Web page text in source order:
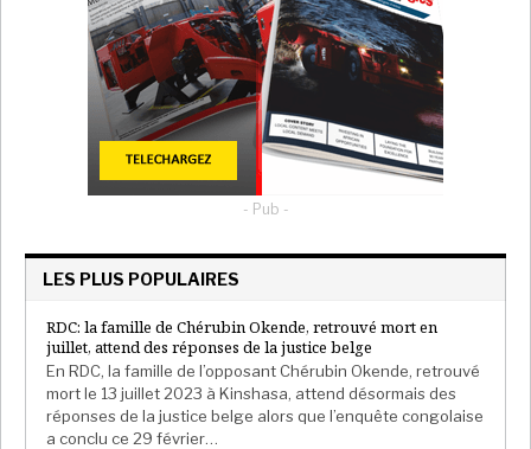
- Pub -
LES PLUS POPULAIRES
RDC: la famille de Chérubin Okende, retrouvé mort en
juillet, attend des réponses de la justice belge
En RDC, la famille de l’opposant Chérubin Okende, retrouvé
mort le 13 juillet 2023 à Kinshasa, attend désormais des
réponses de la justice belge alors que l’enquête congolaise
a conclu ce 29 février…